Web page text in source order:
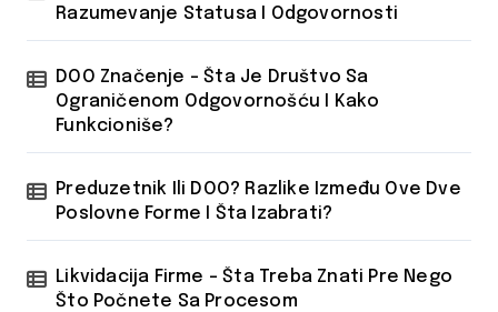
Razumevanje Statusa I Odgovornosti
DOO Značenje – Šta Je Društvo Sa
Ograničenom Odgovornošću I Kako
Funkcioniše?
Preduzetnik Ili DOO? Razlike Između Ove Dve
Poslovne Forme I Šta Izabrati?
Likvidacija Firme – Šta Treba Znati Pre Nego
Što Počnete Sa Procesom